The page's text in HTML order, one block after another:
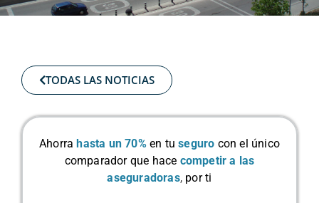
TODAS LAS NOTICIAS
Ahorra hasta un 70% en tuseguro con el único
comparador que hace competir a las
aseguradoras, por ti